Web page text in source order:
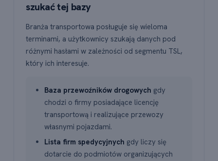
szukać tej bazy
Branża transportowa posługuje się wieloma
terminami, a użytkownicy szukają danych pod
różnymi hasłami w zależności od segmentu TSL,
który ich interesuje.
Baza przewoźników drogowych gdy
chodzi o firmy posiadające licencję
transportową i realizujące przewozy
własnymi pojazdami.
Lista firm spedycyjnych gdy liczy się
dotarcie do podmiotów organizujących